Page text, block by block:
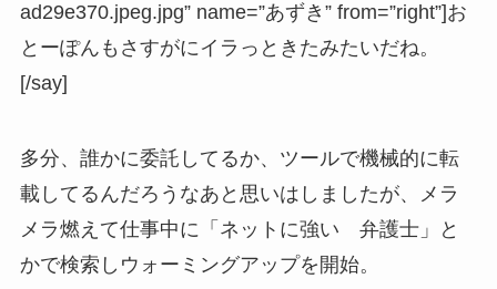
ad29e370.jpeg.jpg” name=”あずき” from=”right”]お
とーぽんもさすがにイラっときたみたいだね。
[/say]
多分、誰かに委託してるか、ツールで機械的に転
載してるんだろうなあと思いはしましたが、メラ
メラ燃えて仕事中に「ネットに強い 弁護士」と
かで検索しウォーミングアップを開始。